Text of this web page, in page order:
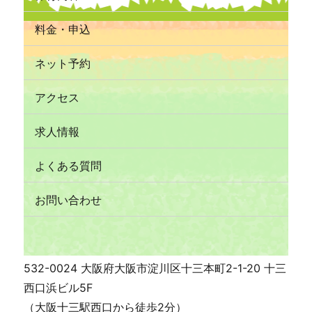
料金・申込
ネット予約
アクセス
求人情報
よくある質問
お問い合わせ
532-0024 大阪府大阪市淀川区十三本町2-1-20 十三
西口浜ビル5F
（大阪十三駅西口から徒歩2分）